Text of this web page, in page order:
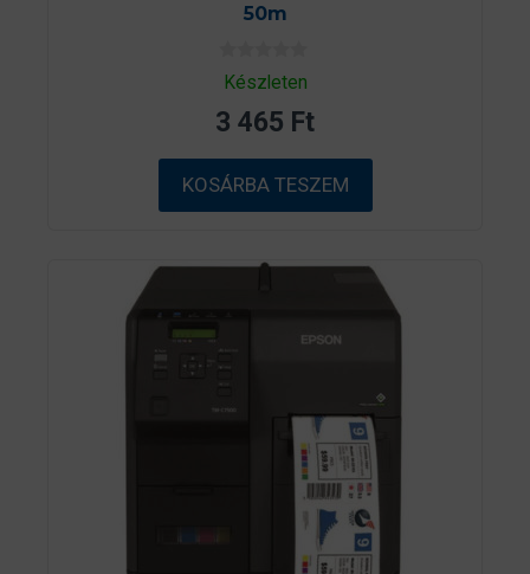
50m
0
a
5
b
ő
l
Készleten
3 465 Ft
KOSÁRBA TESZEM